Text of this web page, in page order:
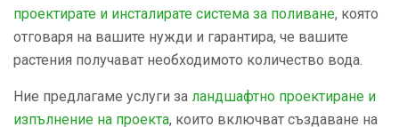
проектирате и инсталирате система за поливане, която
отговаря на вашите нужди и гарантира, че вашите
растения получават необходимото количество вода.
Ние предлагаме услуги за ландшафтнo проектиране и
изпълнение на проекта, които включват създаване на